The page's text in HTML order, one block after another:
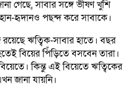
গেছে, সাবার সঙ্গে ভীষণ খুশি
হৃদানও পছন্দ করে সাবাকে।
ঋত্বিক-সাবার হাতে। বছর
বিয়ের পিঁড়িতে বসবেন তারা।
কিন্তু এই বিয়েতে ঋত্বিকের
জানা যায়নি।